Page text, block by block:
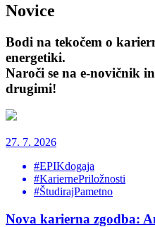
Novice
Bodi na tekočem o
energetiki.
Naroči se na e-novičnik
drugimi!
27. 7. 2026
#EPIKdogaja
#KariernePriložnosti
#ŠtudirajPametno
Nova karierna zgodba: